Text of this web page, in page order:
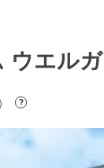
ウエル
?